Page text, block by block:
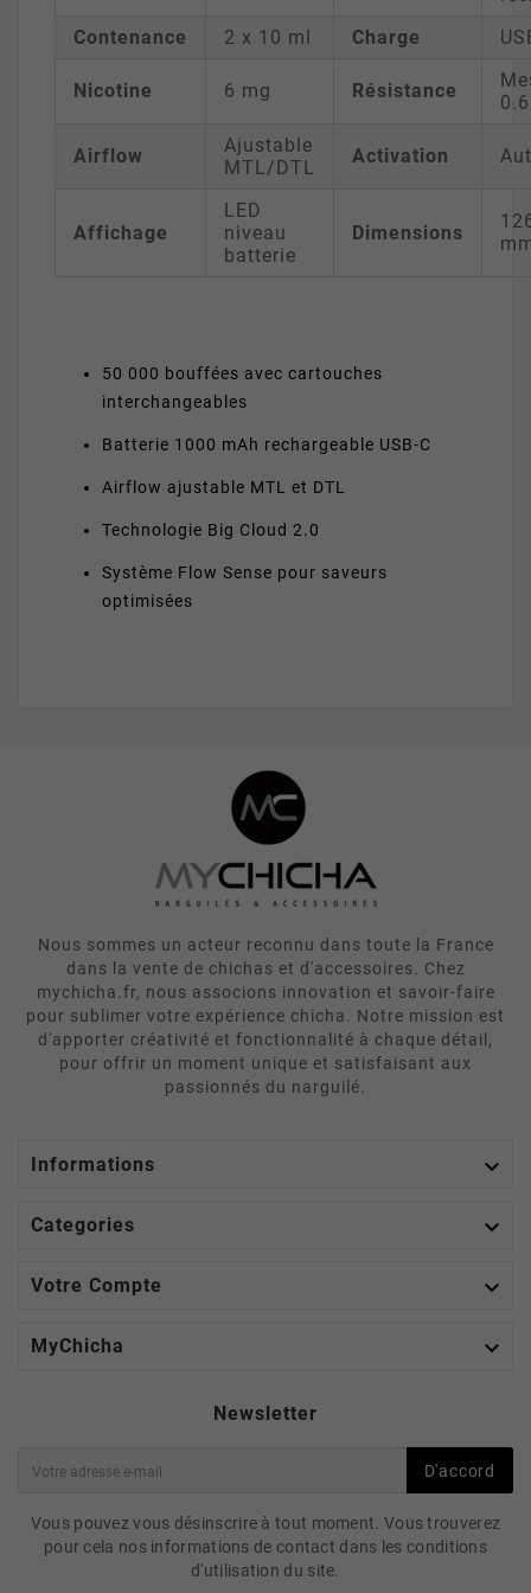
Contenance
2 x 10 ml Charge
Nicotine 6 mg Résistance
Airflow
Ajustable
MTL/DTL
Activation
Affichage
LED
niveau
batterie
Dimensions
50 000 bouffées avec cartouches
interchangeables
Batterie 1000 mAh rechargeable USB-C
Airflow ajustable MTL et DTL
Technologie Big Cloud 2.0
Système Flow Sense pour saveurs
optimisées
Nous sommes un acteur reconnu dans toute la France
dans la vente de chichas et d'accessoires. Chez
mychicha.fr, nous associons innovation et savoir-faire
pour sublimer votre expérience chicha. Notre mission est
d'apporter créativité et fonctionnalité à chaque détail,
pour offrir un moment unique et satisfaisant aux
passionnés du narguilé.
Informations 
Categories 
Votre Compte 
MyChicha 
Newsletter
D'accord
Vous pouvez vous désinscrire à tout moment. Vous trouverez
pour cela nos informations de contact dans les conditions
d'utilisation du site.